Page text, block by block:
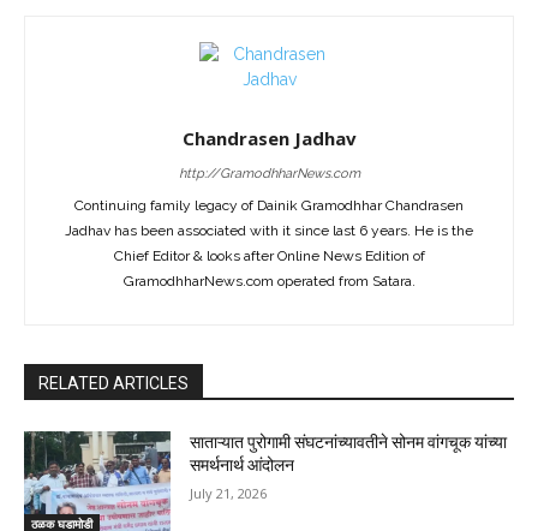
Chandrasen Jadhav
http://GramodhharNews.com
Continuing family legacy of Dainik Gramodhhar Chandrasen
Jadhav has been associated with it since last 6 years. He is the
Chief Editor & looks after Online News Edition of
GramodhharNews.com operated from Satara.
RELATED ARTICLES
ठळक घडामोडी
साताऱ्यात पुरोगामी संघटनांच्यावतीने सोनम वांगचूक यांच्या
समर्थनार्थ आंदोलन
July 21, 2026